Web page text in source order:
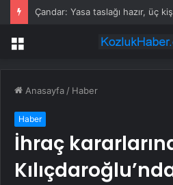
Çandar: Yasa taslağı hazır, üç
Menü
Anasayfa / Haber
Haber
İhraç